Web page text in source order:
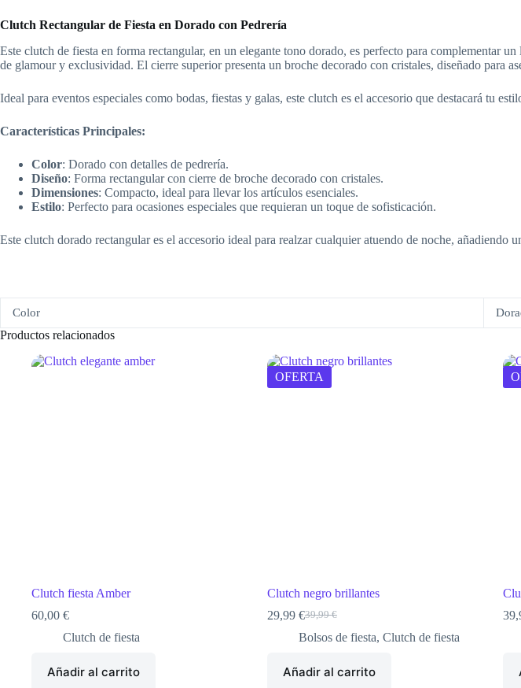
Clutch Rectangular de Fiesta en Dorado con Pedrería
Este clutch de fiesta en forma rectangular, en un elegante tono dorado, es perfecto para complementar
de glamour y exclusividad. El cierre superior presenta un broche decorado con cristales, diseñado para
Ideal para eventos especiales como bodas, fiestas y galas, este clutch es el accesorio que destacará tu
Características Principales:
Color: Dorado con detalles de pedrería.
Diseño: Forma rectangular con cierre de broche decorado con cristales.
Dimensiones: Compacto, ideal para llevar los artículos esenciales.
Estilo: Perfecto para ocasiones especiales que requieran un toque de sofisticación.
Este clutch dorado rectangular es el accesorio ideal para realzar cualquier atuendo de noche, añadiendo
Color
Productos relacionados
Clutch fiesta Amber
60,00 €
Clutch de fiesta
Añadir al carrito
OFERTA
Clutch negro brillantes
39,99€
El
precio
39,99 €.
29,99 €El
precio
29,99 €.
Bolsos de fiesta, Clutch de fiesta
Añadir al carrito